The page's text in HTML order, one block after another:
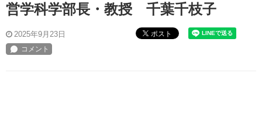
営学科学部長・教授 千葉千枝子
2025年9月23日 ポスト